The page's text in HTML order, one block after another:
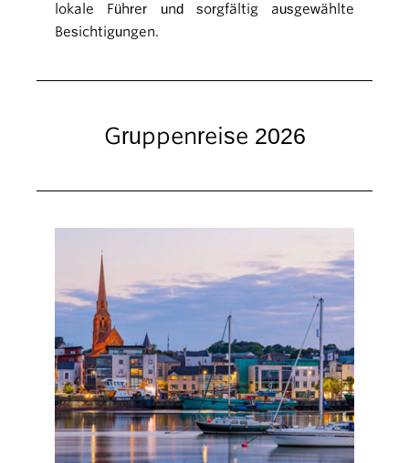
lokale Führer und sorgfältig ausgewählte
Besichtigungen.
Gruppenreise 2026